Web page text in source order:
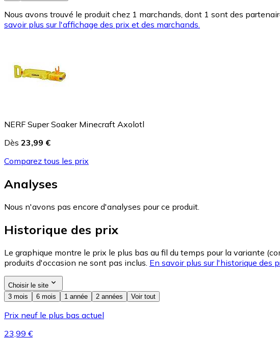
Nous avons trouvé le produit chez 1 marchands, dont 1 sont des
savoir plus sur l'affichage des prix et des marchands.
NERF Super Soaker Minecraft Axolotl
Dès 23,99 €
Comparez tous les prix
Analyses
Nous n'avons pas encore d'analyses pour ce produit.
Historique des prix
Le graphique montre le prix le plus bas au fil du temps pour la variante
produits d'occasion ne sont pas inclus. En savoir plus sur l'historique des
Choisir le site
3 mois
6 mois 1 année 2 années Voir tout
Prix neuf le plus bas actuel
23,99 €